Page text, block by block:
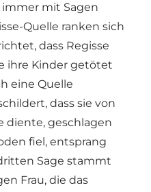
mit Sagen
Quelle ranken sich
dass Regisse
ihre Kinder getötet
eine Quelle
dass sie von
diente, geschlagen
fiel, entsprang
Sage stammt
Frau, die das